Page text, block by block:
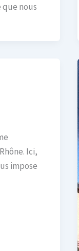
que nous
Ici,
impose